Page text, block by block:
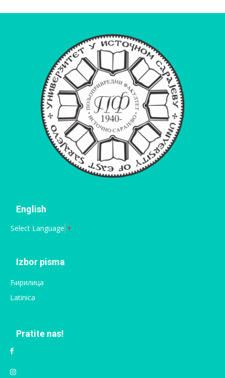
English
Select Language ▼
Izbor pisma
Ћирилица
Latinica
Pratite nas!